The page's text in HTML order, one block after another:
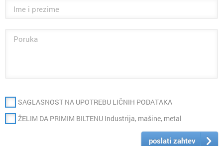
SAGLASNOST NA UPOTREBU LIČNIH PODATAKA
ŽELIM DA PRIMIM BILTENU Industrija, mašine, metal
poslati zahtev